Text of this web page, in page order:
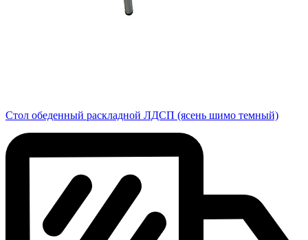
Стол обеденный раскладной ЛДСП (ясень шимо темный)